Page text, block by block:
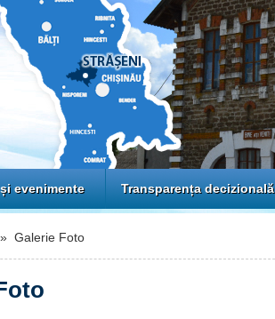
evenimente Transparența decizională
Galerie Foto